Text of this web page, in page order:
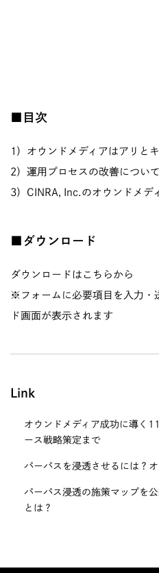
■目次
1）オウンドメディアはアリと
2）運用プロセスの改善について
3）CINRA, Inc.のオウンドメデ
■ダウンロード
ダウンロードは こちら から
※フォームに必要項目を入力・
ド画面が表示されます
Link
オウンドメディア成功に導く
ース戦略策定まで
パーパスを浸透させるには？
パーパス浸透の施策マップを
とは？